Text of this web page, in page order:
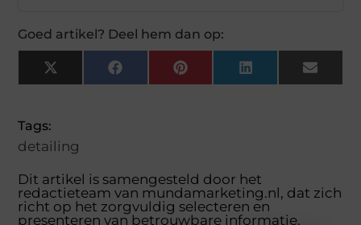
Goed artikel? Deel hem dan op:
X
(Twitter)
FacebookPinterestLinkedInEmail
Tags:
detailing
Dit artikel is samengesteld door het
redactieteam van mundamarketing.nl, dat zich
richt op het zorgvuldig selecteren en
presenteren van betrouwbare informatie.